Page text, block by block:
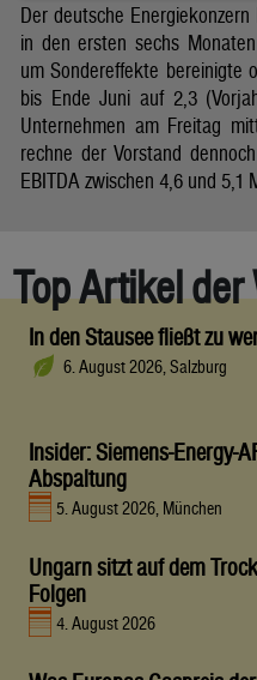
Der deutsche
in den ersten sechs
um Sondereffekte bereinigte
bis Ende Juni auf 2,3
Unternehmen am Freitag
rechne der Vorstand
EBITDA zwischen 4,6 und 5,1
Top Artikel der
In den Stausee fließt zu
6. August 2026, Salzburg
Insider: Siemens-Energy-
Abspaltung
5. August 2026, München
Ungarn sitzt auf dem
Folgen
4. August 2026